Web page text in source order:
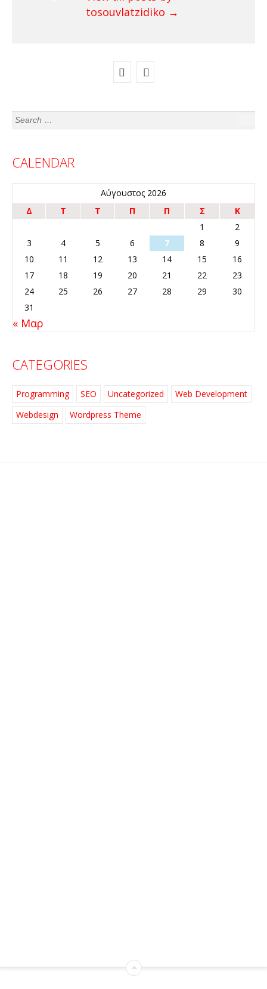
tosouvlatzidiko →
CALENDAR
Αύγουστος 2026
Δ
Τ Τ Π Π Σ
Κ
1
2
3
4 5 6 7 8
9
10
11 12 13 14 15
16
17
18 19 20 21 22
23
24
25 26 27 28 29
30
31
« Μαρ
CATEGORIES
Programming SEO Uncategorized
Web Development
Webdesign
Wordpress Theme